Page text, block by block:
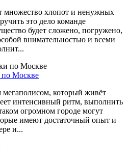
множество хлопот и ненужных
это дело команде
будет сложено, погружено,
внимательностью и всеми
по Москве
который живёт
интенсивный ритм, выполнить
огромном городе могут
имеют достаточный опыт и
и...